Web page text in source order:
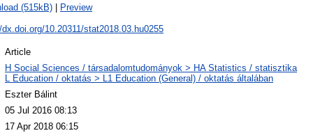
(515kB) Preview
dx.doi.org/10.20311/stat2018.03.hu0255
Article
H Social Sciences / társadalomtudományok > HA Statistics / statisztika
L Education / oktatás > L1 Education (General) / oktatás általában
Eszter Bálint
05 Jul 2016 08:13
17 Apr 2018 06:15